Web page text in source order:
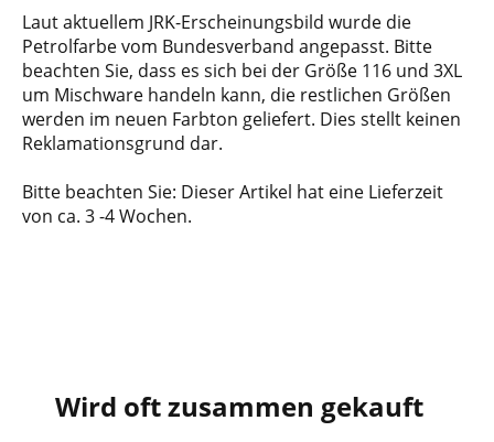
Laut aktuellem JRK-Erscheinungsbild wurde die
Petrolfarbe vom Bundesverband angepasst. Bitte
beachten Sie, dass es sich bei der Größe 116 und 3XL
um Mischware handeln kann, die restlichen Größen
werden im neuen Farbton geliefert. Dies stellt keinen
Reklamationsgrund dar.
Bitte beachten Sie: Dieser Artikel hat eine Lieferzeit
von ca. 3 -4 Wochen.
Wird oft zusammen gekauft